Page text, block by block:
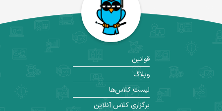
قوانین
وبلاگ
لیست کلاس‌ها
برگزاری کلاس آنلاین